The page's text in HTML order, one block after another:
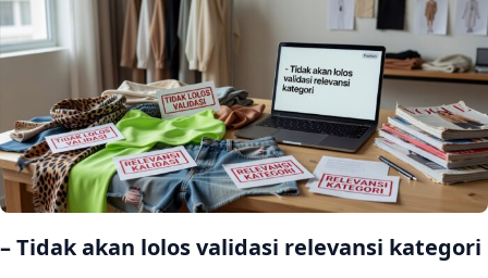
– Tidak akan lolos validasi relevansi kategori